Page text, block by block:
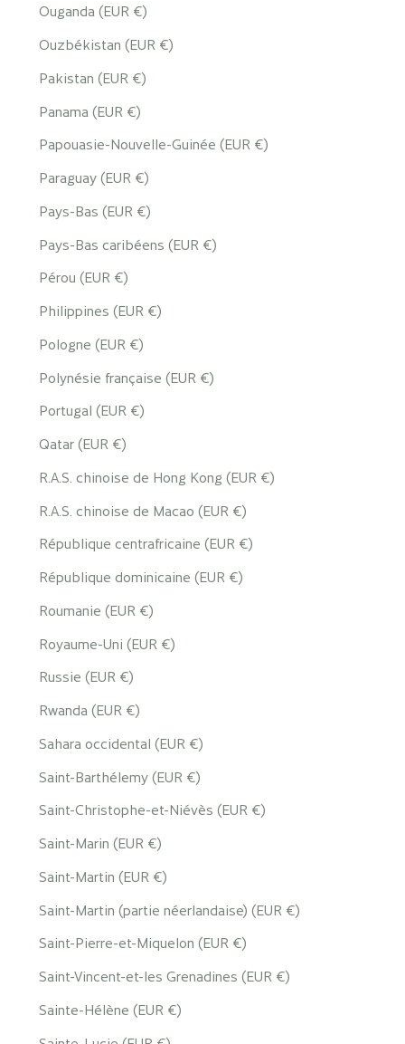
Ouganda (EUR €)
Ouzbékistan (EUR €)
Pakistan (EUR €)
Panama (EUR €)
Papouasie-Nouvelle-Guinée (EUR €)
Paraguay (EUR €)
Pays-Bas (EUR €)
Pays-Bas caribéens (EUR €)
Pérou (EUR €)
Philippines (EUR €)
Pologne (EUR €)
Polynésie française (EUR €)
Portugal (EUR €)
Qatar (EUR €)
R.A.S. chinoise de Hong Kong (EUR €)
R.A.S. chinoise de Macao (EUR €)
République centrafricaine (EUR €)
République dominicaine (EUR €)
Roumanie (EUR €)
Royaume-Uni (EUR €)
Russie (EUR €)
Rwanda (EUR €)
Sahara occidental (EUR €)
Saint-Barthélemy (EUR €)
Saint-Christophe-et-Niévès (EUR €)
Saint-Marin (EUR €)
Saint-Martin (EUR €)
Saint-Martin (partie néerlandaise) (EUR €)
Saint-Pierre-et-Miquelon (EUR €)
Saint-Vincent-et-les Grenadines (EUR €)
Sainte-Hélène (EUR €)